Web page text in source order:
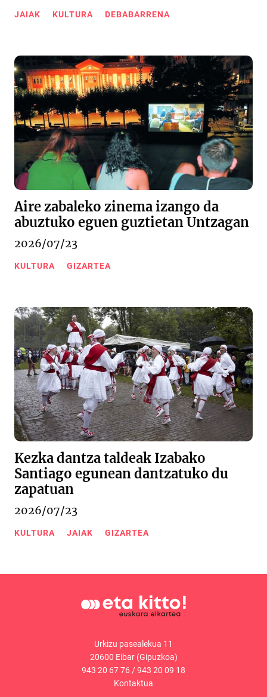
JAIAK KULTURA DEBABARRENA
Aire zabaleko zinema izango da
abuztuko eguen guztietan Untzagan
2026/07/23
KULTURA GIZARTEA
Kezka dantza taldeak Izabako
Santiago egunean dantzatuko du
zapatuan
2026/07/23
KULTURA JAIAK GIZARTEA
Urkizu pasealekua 11
20600 Eibar (Gipuzkoa)
943 20 67 76/943 20 09 18
Kontaktua